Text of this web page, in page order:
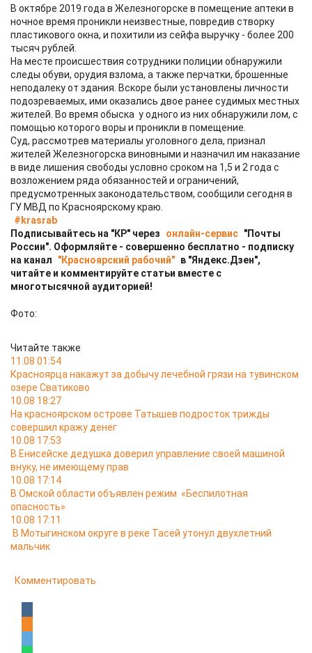
В октябре 2019 года в Железногорске в помещение аптеки в
ночное время проникли неизвестные, повредив створку
пластикового окна, и похитили из сейфа выручку - более 200
тысяч рублей.
На месте происшествия сотрудники полиции обнаружили
следы обуви, орудия взлома, а также перчатки, брошенные
неподалеку от здания. Вскоре были установлены личности
подозреваемых, ими оказались двое ранее судимых местных
жителей. Во время обыска у одного из них обнаружили лом, с
помощью которого воры и проникли в помещение.
Суд, рассмотрев материалы уголовного дела, признал
жителей Железногорска виновными и назначил им наказание
в виде лишения свободы условно сроком на 1,5 и 2 года с
возложением ряда обязанностей и ограничений,
предусмотренных законодательством, сообщили сегодня в
ГУ МВД по Красноярскому краю.
#krasrab
Подписывайтесь на "КР" через
онлайн-сервис "Почты
России". Оформляйте - совершенно бесплатно - подписку
на канал
"Красноярский рабочий" в "Яндекс.Дзен",
читайте и комментируйте статьи вместе с
многотысячной аудиторией!
Фото:
Читайте также
11.08 01:54
Красноярца накажут за добычу лечебной грязи на тувинском
озере Сватиково
10.08 18:27
На красноярском острове Татышев подросток трижды
совершил кражу денег
10.08 17:53
В Енисейске дедушка доверил управление своей машиной
внуку, не имеющему прав
10.08 17:14
В Омской области объявлен режим «Беспилотная
опасность»
10.08 17:11
В Мотыгинском округе в реке Тасей утонул двухлетний
мальчик
Комментировать